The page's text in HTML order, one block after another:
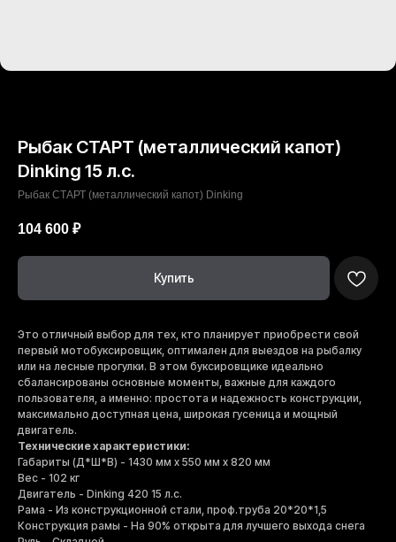
Рыбак СТАРТ (металлический капот)
Dinking 15 л.с.
Рыбак СТАРТ (металлический капот) Dinking
104 600 ₽
Купить
Это отличный выбор для тех, кто планирует приобрести свой
первый мотобуксировщик, оптимален для выездов на рыбалку
или на лесные прогулки. В этом буксировщике идеально
сбалансированы основные моменты, важные для каждого
пользователя, а именно: простота и надежность конструкции,
максимально доступная цена, широкая гусеница и мощный
двигатель.
Технические характеристики:
Габариты (Д*Ш*В) - 1430 мм x 550 мм x 820 мм
Вес - 102 кг
Двигатель - Dinking 420 15 л.с.
Рама - Из конструкционной стали, проф.труба 20*20*1,5
Конструкция рамы - На 90% открыта для лучшего выхода снега